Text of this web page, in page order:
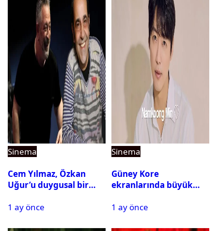
Sinema
Cem Yılmaz, Özkan
Uğur’u duygusal bir
1 ay önce
Sinema
Güney Kore
ekranlarında büyük
Min yeniden KBS ile
1 ay önce